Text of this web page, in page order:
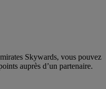
Skywards, vous pouvez
auprès d’un partenaire.